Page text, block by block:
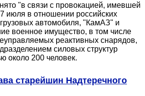
"в связи с провокацией, имевшей
июля в отношении российских
автомобиля, "КамАЗ" и
военное имущество, в том числе
реактивных снарядов,
силовых структур
около 200 человек.
старейшин Надтеречного